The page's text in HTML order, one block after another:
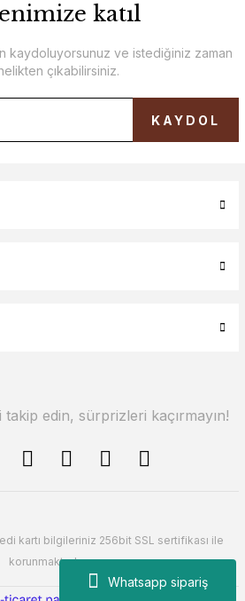
Whatsapp sipariş
katıl
kaydoluyorsunuz ve istediğiniz zaman
çıkabilirsiniz.
KAYDOL
edin, sürprizleri kaçırmayın!
kartı bilgileriniz 256bit SSL sertifikası ile
korunmaktadır.